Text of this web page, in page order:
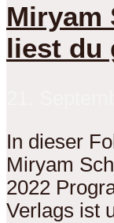
Miryam
liest du
In dieser
Miryam
2022
Verlags ist